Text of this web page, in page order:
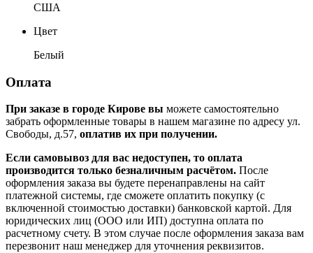
США
Цвет
Белый
Оплата
При заказе в городе Кирове вы можете самостоятельно
забрать оформленные товары в нашем магазине по адресу ул.
Свободы, д.57, оплатив их при получении.
Если самовывоз для вас недоступен, то оплата
производится только безналичным расчётом. После
оформления заказа вы будете перенаправлены на сайт
платежной системы, где сможете оплатить покупку (с
включенной стоимостью доставки) банковской картой. Для
юридических лиц (ООО или ИП) доступна оплата по
расчетному счету. В этом случае после оформления заказа вам
перезвонит наш менеджер для уточнения реквизитов.